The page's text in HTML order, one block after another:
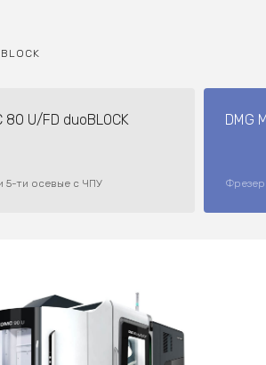
80 U/FD duoBLOCK
5-ти осевые с ЧПУ
DMG